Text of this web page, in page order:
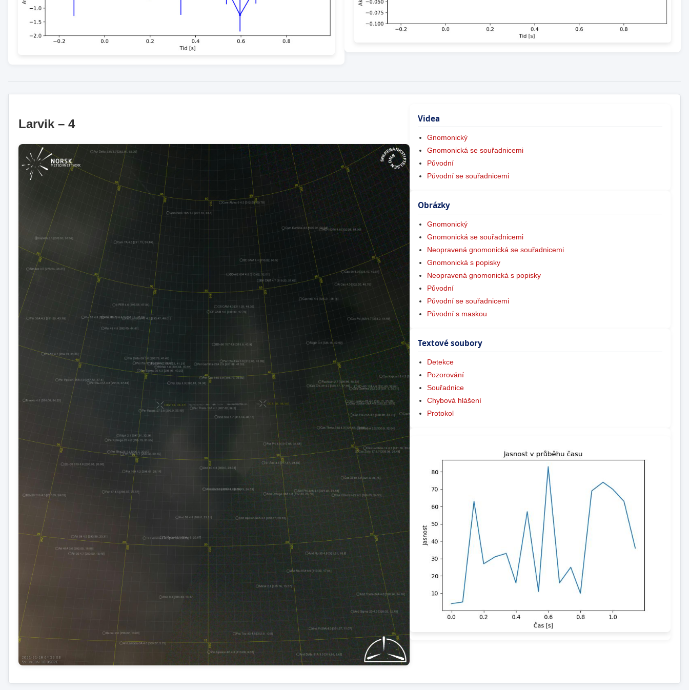
Larvik – 4 Videa
Gnomonický
Gnomonická se souřadnicemi
Původní
Původní se souřadnicemi
Obrázky
Gnomonický
Gnomonická se souřadnicemi
Neopravená gnomonická se souřadnicemi
Gnomonická s popisky
Neopravená gnomonická s popisky
Původní
Původní se souřadnicemi
Původní s maskou
Textové soubory
Detekce
Pozorování
Souřadnice
Chybová hlášení
Protokol